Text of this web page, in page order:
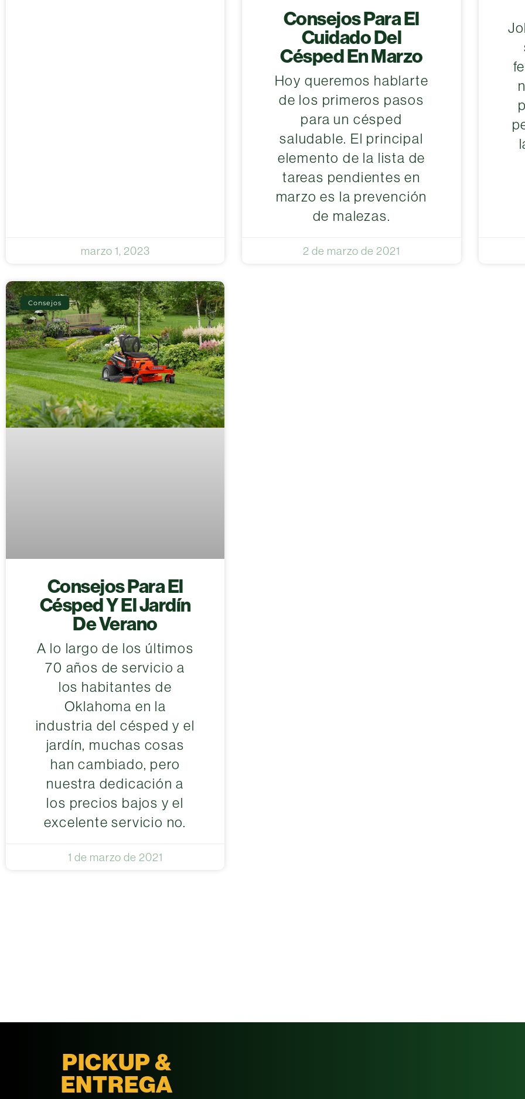
marzo 1, 2023
Consejos Para El
Cuidado Del
Césped En Marzo
Hoy queremos hablarte
de los primeros pasos
para un césped
saludable. El principal
elemento de la lista de
tareas pendientes en
marzo es la prevención
de malezas.
2 de marzo de 2021
Consejos
Consejos Para El
Césped Y El Jardín
De Verano
A lo largo de los últimos
70 años de servicio a
los habitantes de
Oklahoma en la
industria del césped y el
jardín, muchas cosas
han cambiado, pero
nuestra dedicación a
los precios bajos y el
excelente servicio no.
1 de marzo de 2021
PICKUP &
ENTREGA